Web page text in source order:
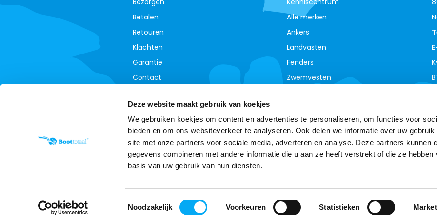
Deze website maakt gebruik van koekjes
We gebruiken koekjes om content en advertenties te personaliseren, om functies voor
bieden en om ons websiteverkeer te analyseren. Ook delen we informatie over uw gebruik
site met onze partners voor sociale media, adverteren en analyse. Deze partners kunnen
gegevens combineren met andere informatie die u aan ze heeft verstrekt of die ze hebben
basis van uw gebruik van hun diensten.
Toestemmingsselectie
Noodzakelijk Voorkeuren Statistieken
Bezorgen
Betalen
Retouren
Klachten
Garantie
Contact
Kenniscentrum
Alle merken
Ankers
Landvasten
Fenders
Zwemvesten
© Copyright 2026 - Theme By
van de Benelux !9,0- Ratings
Wij slaan cookies op om onze website te verbeteren. Is dat akkoord? Ja Nee